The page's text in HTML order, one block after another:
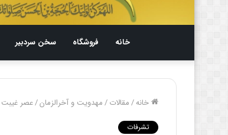
خانه فروشگاه سخن سردبیر
خانه/مقالات/مهدویت و آخرالزمان/عصر غیبت
تشرفات